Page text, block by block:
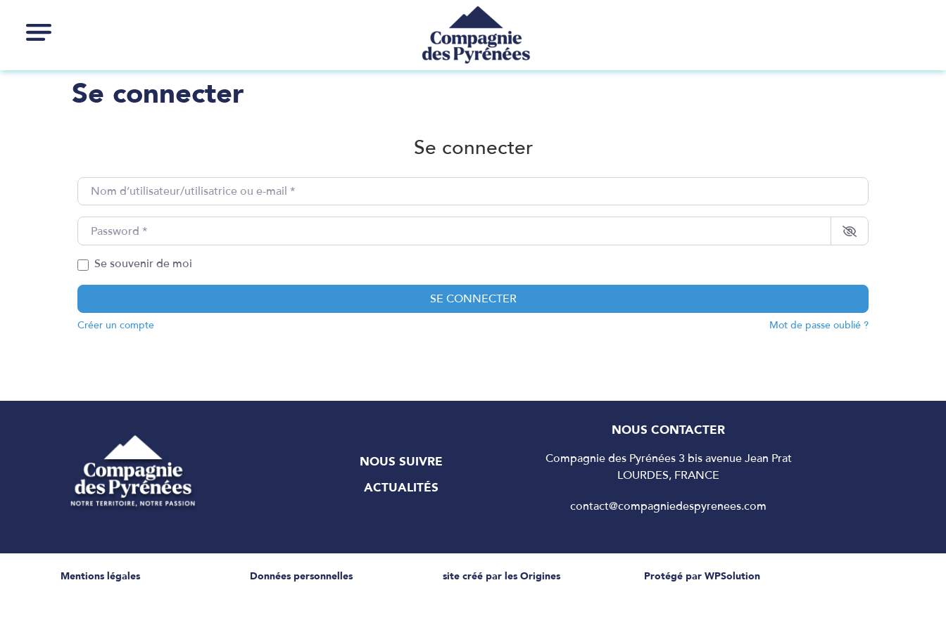
Se connecter
Se connecter
Nom d’utilisateur/utilisatrice ou e-mail*
Password*
Se souvenir de moi
SE CONNECTER
Créer un compte Mot de passe oublié ?
NOUS SUIVRE
ACTUALITÉS
NOUS CONTACTER
Compagnie des Pyrénées 3 bis avenue Jean Prat
LOURDES, FRANCE
contact@compagniedespyrenees.com
Mentions légales Données personnelles site créé par les Origines Protégé par WPSolution